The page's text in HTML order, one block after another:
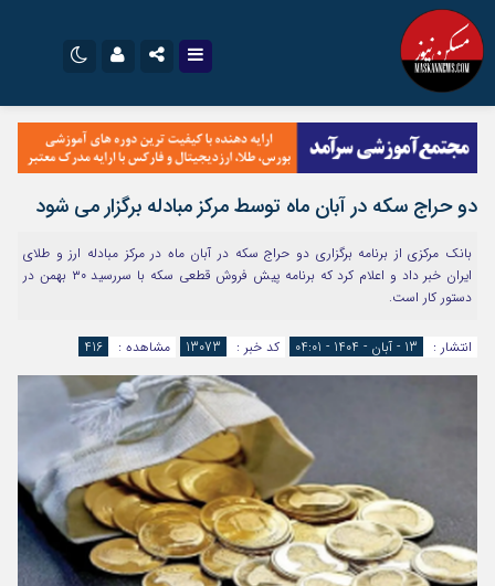
اینستاگرام
تلگرام
سروش
ایتا
آپارات
اپلیکیشن
نام کاربری یا نشانی ایمیل
رمز عبور
مرا به خاطر بسپار
دو حراج سکه در آبان ماه توسط مرکز مبادله برگزار می شود
بانک مرکزی از برنامه برگزاری دو حراج سکه در آبان ماه در مرکز مبادله ارز و طلای
ایران خبر داد و اعلام کرد که برنامه پیش فروش قطعی سکه با سررسید ۳۰ بهمن در
دستور کار است.
انتشار : 13 - آبان - 1404 - 04:01 کد خبر : 13073 مشاهده : 416